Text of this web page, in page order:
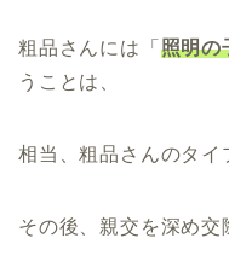
粗品さんには「 照明の
うことは、
相当、粗品さんのタイ
その後、親交を深め交